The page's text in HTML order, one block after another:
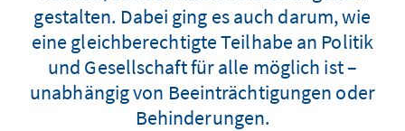
gestalten. Dabei ging es auch darum, wie
eine gleichberechtigte Teilhabe an Politik
und Gesellschaft für alle möglich ist –
unabhängig von Beeinträchtigungen oder
Behinderungen.